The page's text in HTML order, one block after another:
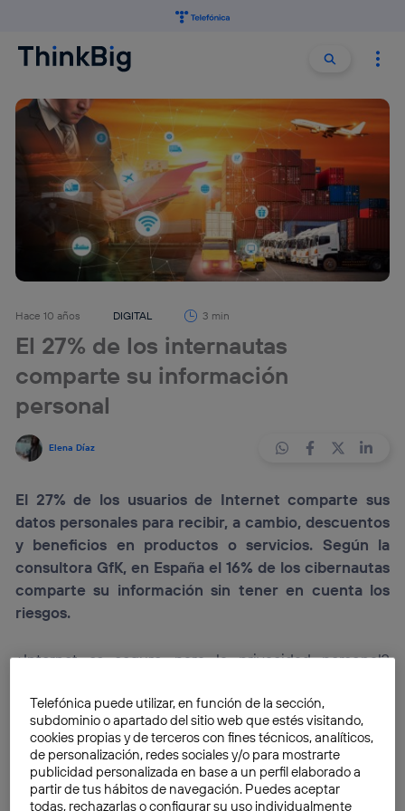
Buscar
Hace 10 años DIGITAL 3 min
El 27% de los internautas
comparte su información
personal
Elena Díaz
El 27% de los usuarios de Internet comparte sus
datos personales para recibir, a cambio, descuentos
y beneficios en productos o servicios. Según la
consultora GfK, en España el 16% de los cibernautas
comparte su información sin tener en cuenta los
riesgos.
¿Internet es seguro para la privacidad personal?
cambio, obtienes beneficios o recompensas? Con el
objetivo de conocer la opinión de los internautas
respecto a este asunto, laconsultora GfKha realizado
unaencuesta a 22.000 usuarios de 17 países
durante 2016. El objetivo: identificar su disposición a
Telefónica puede utilizar, en función de la sección,
subdominio o apartado del sitio web que estés visitando,
cookies propias y de terceros con fines técnicos, analíticos,
de personalización, redes sociales y/o para mostrarte
publicidad personalizada en base a un perfil elaborado a
partir de tus hábitos de navegación. Puedes aceptar
todas, rechazarlas o configurar su uso individualmente